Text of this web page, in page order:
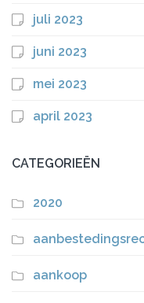
juli 2023
juni 2023
mei 2023
april 2023
CATEGORIEËN
2020
aankoop